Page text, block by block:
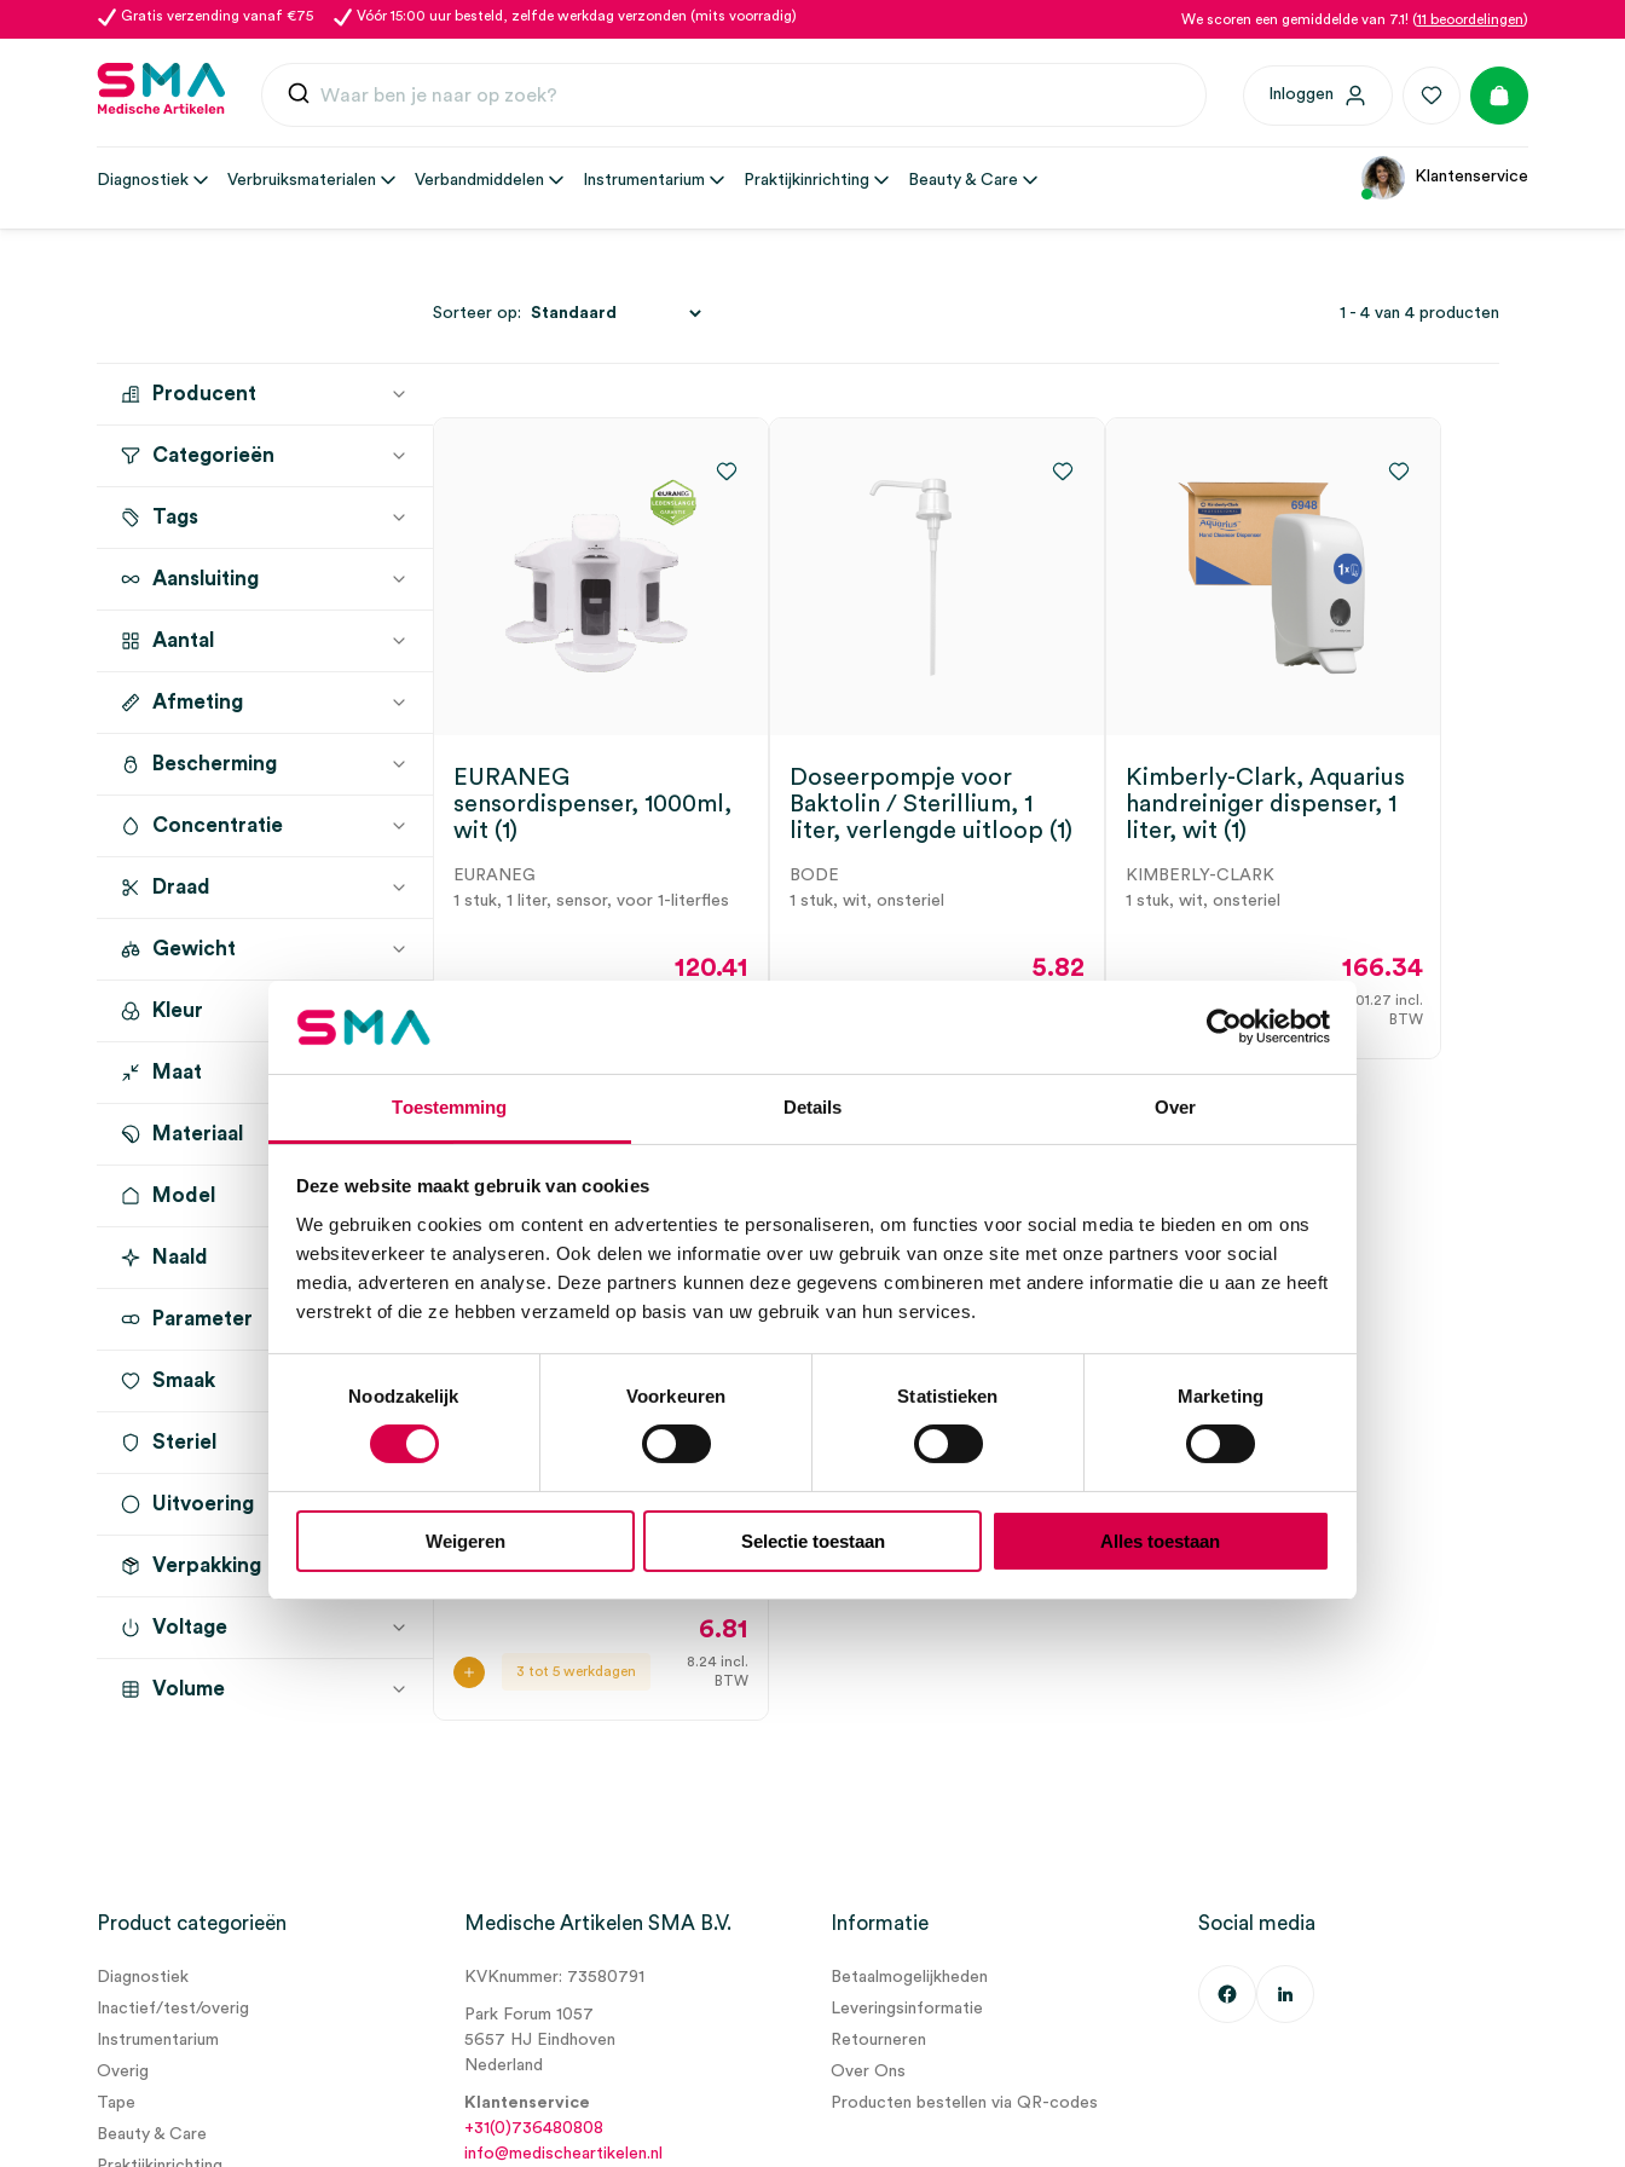
Toestemming Details Over
Deze website maakt gebruik van cookies
We gebruiken cookies om content en advertenties te personaliseren, om functies voor social media te bieden en om ons
websiteverkeer te analyseren. Ook delen we informatie over uw gebruik van onze site met onze partners voor social
media, adverteren en analyse. Deze partners kunnen deze gegevens combineren met andere informatie die u aan ze heeft
verstrekt of die ze hebben verzameld op basis van uw gebruik van hun services.
Noodzakelijk
Voorkeuren Statistieken Marketing
Weigeren Selectie toestaan Alles toestaan
Gratis verzending vanaf €75 Vóór 15:00 uur besteld, zelfde werkdag verzonden (mits voorradig) We scoren een gemiddelde van 7.1! (11 beoordelingen)
Inloggen
Diagnostiek Verbruiksmaterialen Verbandmiddelen Instrumentarium Praktijkinrichting Beauty & Care Klantenservice
Producent
BODE (1)
KIMBERLY-CLARK
Categorieën
Zeepdispensers
Tags
Aansluiting
Aantal
1 stuk (4)
Afmeting
Bescherming
Concentratie
Draad
Gewicht
Kleur
wit (3)
Maat
Materiaal
Model
Naald
Parameter
Smaak
Steriel
onsteriel (4)
Uitvoering
voor 1-literfles (4)
Verpakking
Voltage
Volume
1 - 4 van 4 producten
Sorteer op:
EURANEG
sensordispenser, 1000ml,
wit (1)
EURANEG
1 stuk, 1 liter, sensor, voor 1-literfles
120.41
Doseerpompje voor
Baktolin / Sterillium, 1
liter, verlengde uitloop (1)
BODE
1 stuk, wit, onsteriel
5.82
Kimberly-Clark, Aquarius
handreiniger dispenser, 1
liter, wit (1)
KIMBERLY-CLARK
1 stuk, wit, onsteriel
3 tot 5 werkdagen
166.34
201.27 incl.
BTW
Meliseptol spraykop /
sproeikop, voor 1-literfles
(1)
BRAUN
3 tot 5 werkdagen
6.81
8.24 incl.
BTW
Product categorieën
Diagnostiek
Inactief/test/overig
Instrumentarium
Overig
Tape
Beauty & Care
Medische Artikelen SMA B.V.
KVKnummer: 73580791
Park Forum 1057
5657 HJ Eindhoven
Nederland
Klantenservice
+31(0)736480808
info@medischeartikelen.nl
Informatie
Betaalmogelijkheden
Leveringsinformatie
Retourneren
Over Ons
Producten bestellen via QR-codes
Social media